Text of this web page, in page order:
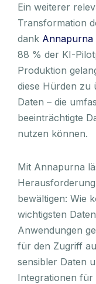
Ein weiterer
Transformation
dank
88 % der KI-
Produktion
diese Hürden zu
Daten – die
beeinträchtigte
nutzen können.
Mit Annapurna
bewältigen: Wie
wichtigsten
Anwendungen
für den Zugriff
sensibler Daten
Integrationen für